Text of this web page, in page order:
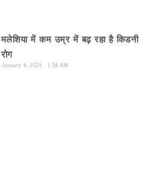
मलेशिया में कम उम्र में बढ़ रहा है किडनी
रोग
January 6, 2026 1:58 AM